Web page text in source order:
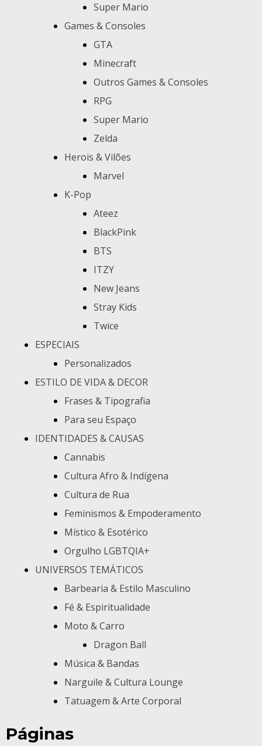
Super Mario
Games & Consoles
GTA
Minecraft
Outros Games & Consoles
RPG
Super Mario
Zelda
Herois & Vilões
Marvel
K-Pop
Ateez
BlackPink
BTS
ITZY
New Jeans
Stray Kids
Twice
ESPECIAIS
Personalizados
ESTILO DE VIDA & DECOR
Frases & Tipografia
Para seu Espaço
IDENTIDADES & CAUSAS
Cannabis
Cultura Afro & Indígena
Cultura de Rua
Feminismos & Empoderamento
Místico & Esotérico
Orgulho LGBTQIA+
UNIVERSOS TEMÁTICOS
Barbearia & Estilo Masculino
Fé & Espiritualidade
Moto & Carro
Dragon Ball
Música & Bandas
Narguile & Cultura Lounge
Tatuagem & Arte Corporal
Páginas